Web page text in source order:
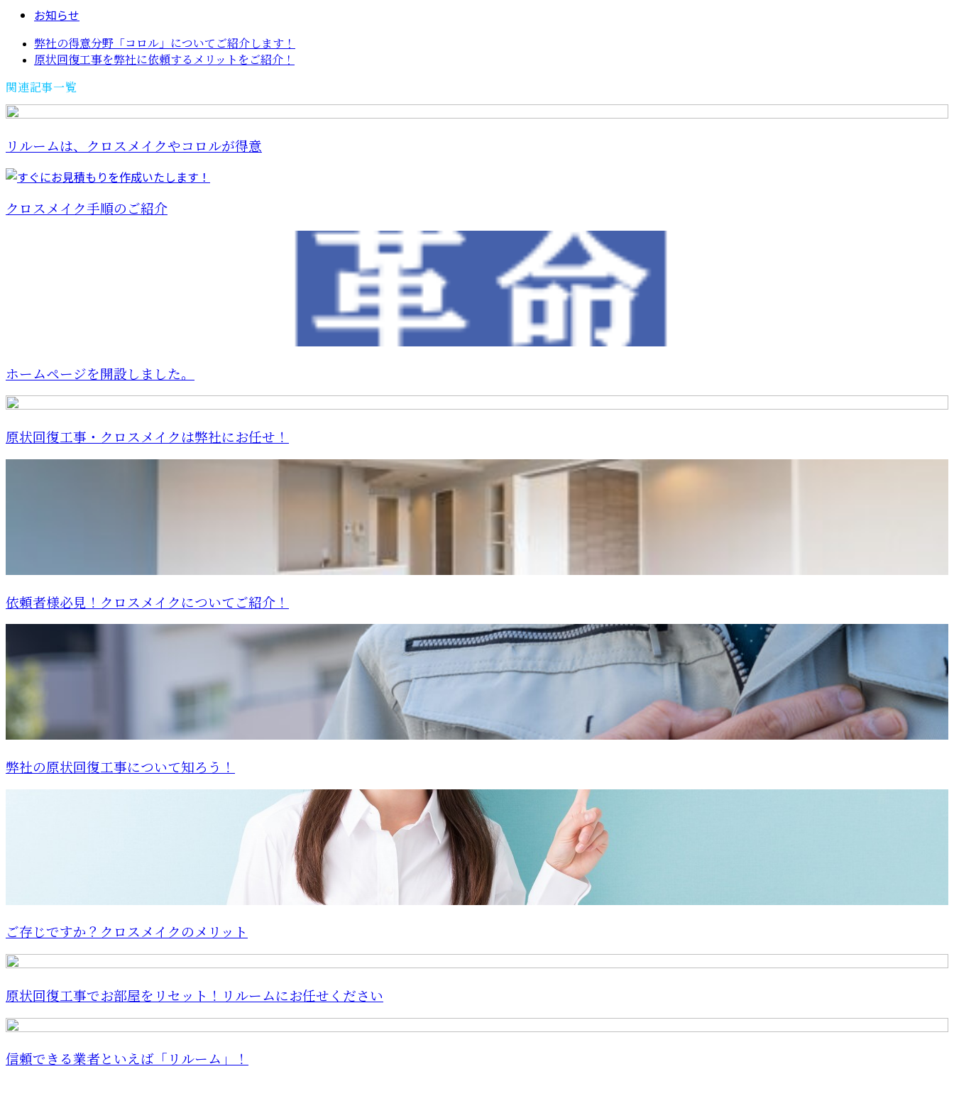
お知らせ
弊社の得意分野「コロル」についてご紹介します！
原状回復工事を弊社に依頼するメリットをご紹介！
関連記事一覧
リルームは、クロスメイクやコロルが得意
クロスメイク手順のご紹介
ホームページを開設しました。
原状回復工事・クロスメイクは弊社にお任せ！
依頼者様必見！クロスメイクについてご紹介！
弊社の原状回復工事について知ろう！
ご存じですか？クロスメイクのメリット
原状回復工事でお部屋をリセット！リルームにお任せください
信頼できる業者といえば「リルーム」！